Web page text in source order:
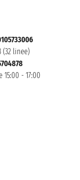
(32 linee)
15:00 - 17:00